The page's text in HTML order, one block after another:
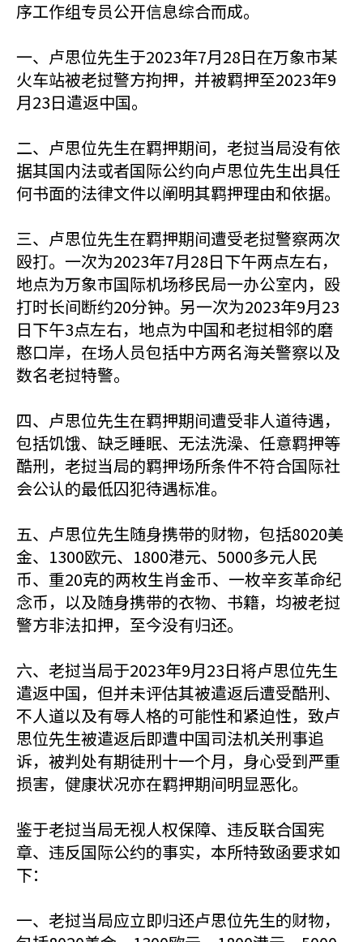
序工作组专员公开信息综合而成。
一、卢思位先生于2023年7月28日在万象市某
火车站被老挝警方拘押，并被羁押至2023年9
月23日遣返中国。
二、卢思位先生在羁押期间，老挝当局没有依
据其国内法或者国际公约向卢思位先生出具任
何书面的法律文件以阐明其羁押理由和依据。
三、卢思位先生在羁押期间遭受老挝警察两次
殴打。一次为2023年7月28日下午两点左右，
地点为万象市国际机场移民局一办公室内，殴
打时长间断约20分钟。另一次为2023年9月23
日下午3点左右，地点为中国和老挝相邻的磨
憨口岸，在场人员包括中方两名海关警察以及
数名老挝特警。
四、卢思位先生在羁押期间遭受非人道待遇，
包括饥饿、缺乏睡眠、无法洗澡、任意羁押等
酷刑，老挝当局的羁押场所条件不符合国际社
会公认的最低囚犯待遇标准。
五、卢思位先生随身携带的财物，包括8020美
金、1300欧元、1800港元、5000多元人民
币、重20克的两枚生肖金币、一枚辛亥革命纪
念币，以及随身携带的衣物、书籍，均被老挝
警方非法扣押，至今没有归还。
六、老挝当局于2023年9月23日将卢思位先生
遣返中国，但并未评估其被遣返后遭受酷刑、
不人道以及有辱人格的可能性和紧迫性，致卢
思位先生被遣返后即遭中国司法机关刑事追
诉，被判处有期徒刑十一个月，身心受到严重
损害，健康状况亦在羁押期间明显恶化。
鉴于老挝当局无视人权保障、违反联合国宪
章、违反国际公约的事实，本所特致函要求如
下：
一、老挝当局应立即归还卢思位先生的财物，